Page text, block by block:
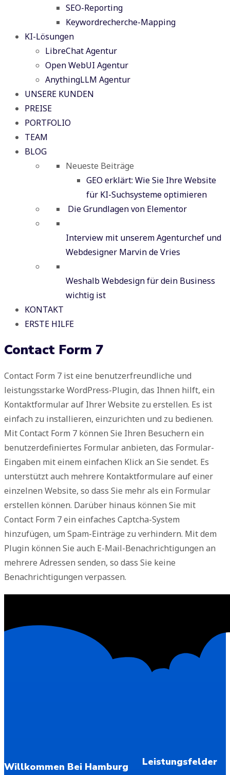
SEO-Reporting
Keywordrecherche-Mapping
KI-Lösungen
LibreChat Agentur
Open WebUI Agentur
AnythingLLM Agentur
UNSERE KUNDEN
PREISE
PORTFOLIO
TEAM
BLOG
Neueste Beiträge
GEO erklärt: Wie Sie Ihre Website
für KI-Suchsysteme optimieren
Die Grundlagen von Elementor
Interview mit unserem Agenturchef und
Webdesigner Marvin de Vries
Weshalb Webdesign für dein Business
wichtig ist
KONTAKT
ERSTE HILFE
Contact Form 7
Contact Form 7 ist eine benutzerfreundliche und
leistungsstarke WordPress-Plugin, das Ihnen hilft, ein
Kontaktformular auf Ihrer Website zu erstellen. Es ist
einfach zu installieren, einzurichten und zu bedienen.
Mit Contact Form 7 können Sie Ihren Besuchern ein
benutzerdefiniertes Formular anbieten, das Formular-
Eingaben mit einem einfachen Klick an Sie sendet. Es
unterstützt auch mehrere Kontaktformulare auf einer
einzelnen Website, so dass Sie mehr als ein Formular
erstellen können. Darüber hinaus können Sie mit
Contact Form 7 ein einfaches Captcha-System
hinzufügen, um Spam-Einträge zu verhindern. Mit dem
Plugin können Sie auch E-Mail-Benachrichtigungen an
mehrere Adressen senden, so dass Sie keine
Benachrichtigungen verpassen.
Willkommen Bei Hamburg
Leistungsfelder